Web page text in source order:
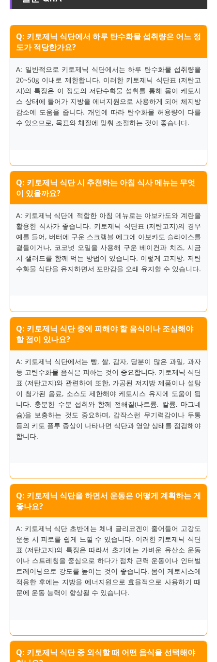
Q: 키토제닉 식단에서 하루 탄수화물 섭취량은 어느 정
도가 적당한가요?
A: 일반적으로 키토제닉 식단에서는 하루 탄수화물 섭취량을
20~50g 이내로 제한합니다. 이러한 키토제닉 식단표 (저탄고
지)의 특징은 이 정도의 저탄수화물 섭취를 통해 몸이 케토시
스 상태에 들어가 지방을 에너지원으로 사용하게 되어 체지방
감소에 도움을 줍니다. 개인에 따라 탄수화물 허용량이 다를
수 있으므로, 목표와 체질에 맞춰 조절하는 것이 좋습니다.
Q: 키토제닉 식단 시 추천하는 아침 식사 메뉴는 무엇
이 있을까요?
A: 키토제닉 식단에 적합한 아침 메뉴로는 아보카도와 계란을
활용한 식사가 좋습니다. 키토제닉 식단표 (저탄고지)의 경우
예를 들어, 버터에 구운 스크램블 에그에 아보카도 슬라이스를
곁들이거나, 코코넛 오일을 사용해 구운 베이컨과 치즈, 시금
치 샐러드를 함께 먹는 방법이 있습니다. 이렇게 고지방, 저탄
수화물 식단을 유지하면서 포만감을 오래 유지할 수 있습니다.
Q: 키토제닉 식단 중에 피해야 할 음식이나 조심해야
할 점이 있나요?
A: 키토제닉 식단에서는 빵, 쌀, 감자, 당분이 많은 과일, 과자
등 고탄수화물 음식은 피하는 것이 중요합니다. 키토제닉 식단
표 (저탄고지)와 관련하여 또한, 가공된 저지방 제품이나 설탕
이 첨가된 음료, 소스도 제한해야 케토시스 유지에 도움이 됩
니다. 충분한 수분 섭취와 함께 전해질(나트륨, 칼륨, 마그네
슘)을 보충하는 것도 중요하며, 갑작스런 무기력감이나 두통
등의 키토 플루 증상이 나타나면 식단과 영양 상태를 점검해야
합니다.
Q: 키토제닉 식단을 하면서 운동은 어떻게 계획하는 게
좋나요?
A: 키토제닉 식단 초반에는 체내 글리코겐이 줄어들어 고강도
운동 시 피로를 쉽게 느낄 수 있습니다. 이러한 키토제닉 식단
표 (저탄고지)의 특징은 따라서 초기에는 가벼운 유산소 운동
이나 스트레칭을 중심으로 하다가 점차 근력 운동이나 인터벌
트레이닝으로 강도를 높이는 것이 좋습니다. 몸이 케토시스에
적응한 후에는 지방을 에너지원으로 효율적으로 사용하기 때
문에 운동 능력이 향상될 수 있습니다.
Q: 키토제닉 식단 중 외식할 때 어떤 음식을 선택해야